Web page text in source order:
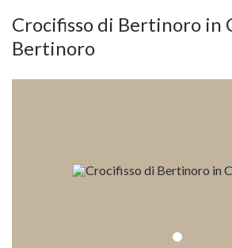
Crocifisso di Bertinoro in
Bertinoro